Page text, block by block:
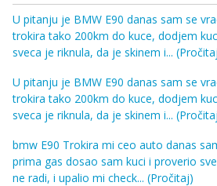
U pitanju je BMW E90 danas sam se
trokira tako 200km do kuce, dodjem
sveca je riknula, da je skinem i...
U pitanju je BMW E90 danas sam se
trokira tako 200km do kuce, dodjem
sveca je riknula, da je skinem i...
bmw E90 Trokira mi ceo auto danas
prima gas dosao sam kuci i proverio
ne radi, i upalio mi check... (Pročitaj)